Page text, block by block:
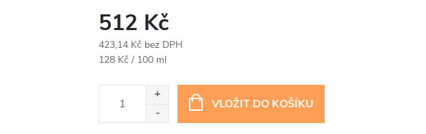
512 Kč
423,14 Kč bez DPH
Měrná
128 Kč / 100 ml
VLOŽIT DO KOŠÍKU